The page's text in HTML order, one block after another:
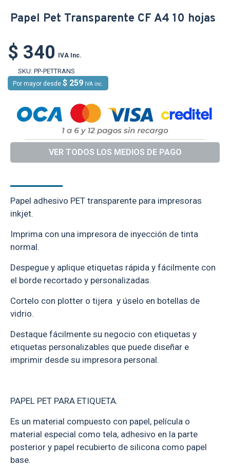
Papel Pet Transparente CF A4 10 hojas
$ 340 IVA Inc.
SKU: PP-PETTRANS
Por mayor desde $ 259 IVA inc.
VER TODOS LOS MEDIOS DE PAGO
Papel adhesivo PET transparente para impresoras
inkjet.
Imprima con una impresora de inyección de tinta
normal.
Despegue y aplique etiquetas rápida y fácilmente con
el borde recortado y personalizadas.
Cortelo con plotter o tijera y úselo en botellas de
vidrio.
Destaque fácilmente su negocio con etiquetas y
etiquetas personalizables que puede diseñar e
imprimir desde su impresora personal.
PAPEL PET PARA ETIQUETA.
Es un material compuesto con papel, película o
material especial como tela, adhesivo en la parte
posterior y papel recubierto de silicona como papel
base.